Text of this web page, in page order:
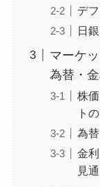
デ
日
マーケ
為替・
株
ト
為
金
見